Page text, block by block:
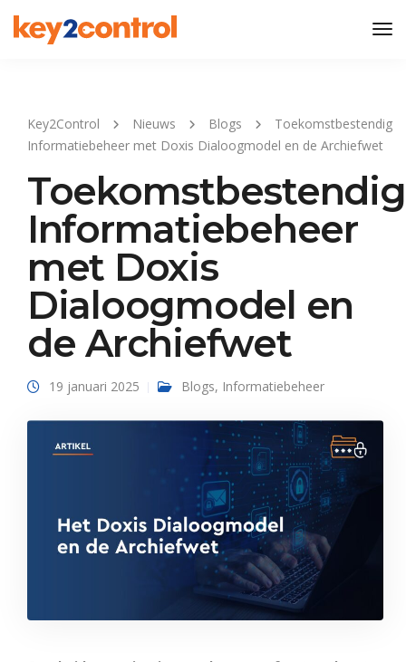
Key2Control Nieuws Blogs
Toekomstbestendig
Informatiebeheer met Doxis Dialoogmodel en de Archiefwet
Toekomstbestendig
Informatiebeheer
met Doxis
Dialoogmodel en
de Archiefwet
19 januari 2025 Blogs, Informatiebeheer